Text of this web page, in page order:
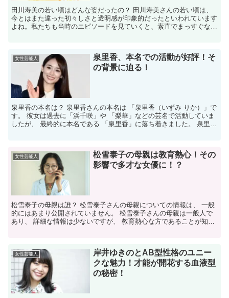
田川寿美の若い頃はどんな姿だったの？ 田川寿美さんの若い頃は、
今とはまた違った初々しさと透明感が印象的だったといわれています
よね。私たちも当時のエピソードを見ていくと、素直でまっすぐな雰
女性芸能人
泉里香、本名での活動が好評！そ
の背景に迫る！
泉里香の本名は？ 泉里香さんの本名は 「泉里香（いずみ りか）」で
す。 彼女は過去に「浜千咲」や 「梨華」などの芸名で活動していま
したが、 最終的に本名である 「泉里香」に落ち着きました。 泉里香
女性芸能人
松雪泰子の母親は教育熱心！その
影響で多才な女優に！？
松雪泰子の母親は誰？ 松雪泰子さんの母親についての情報は、 一般
的にはあまり公開されていません。 松雪泰子さんの母親は一般人で
あり、 詳細な情報は少ないですが、 教育熱心な方であることが知ら
女性芸能人
岸井ゆきのとAB型性格のユニー
クな魅力！才能が開花する血液型
の秘密！